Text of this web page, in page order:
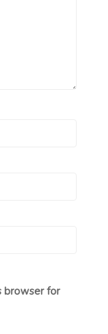
browser for